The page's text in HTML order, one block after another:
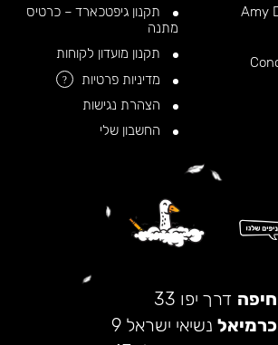
תקנון גיפטכארד – כרטיס
מתנה
תקנון מועדון לקוחות
מדיניות פרטיות
?
הצהרת נגישות
החשבון שלי
חיפה דרך יפו 33
כרמיאל נשיאי ישראל 9